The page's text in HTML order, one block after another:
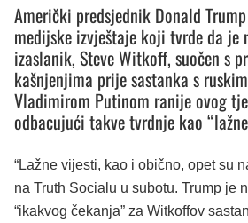
Američki predsjednik Donald
medijske izvještaje koji tvrde da je
izaslanik, Steve Witkoff, suočen s
kašnjenjima prije sastanka s
Vladimirom Putinom ranije ovog
odbacujući takve tvrdnje kao
“Lažne vijesti, kao i obično, opet su
na Truth Socialu u subotu. Trump je
“ikakvog čekanja” za Witkoffov